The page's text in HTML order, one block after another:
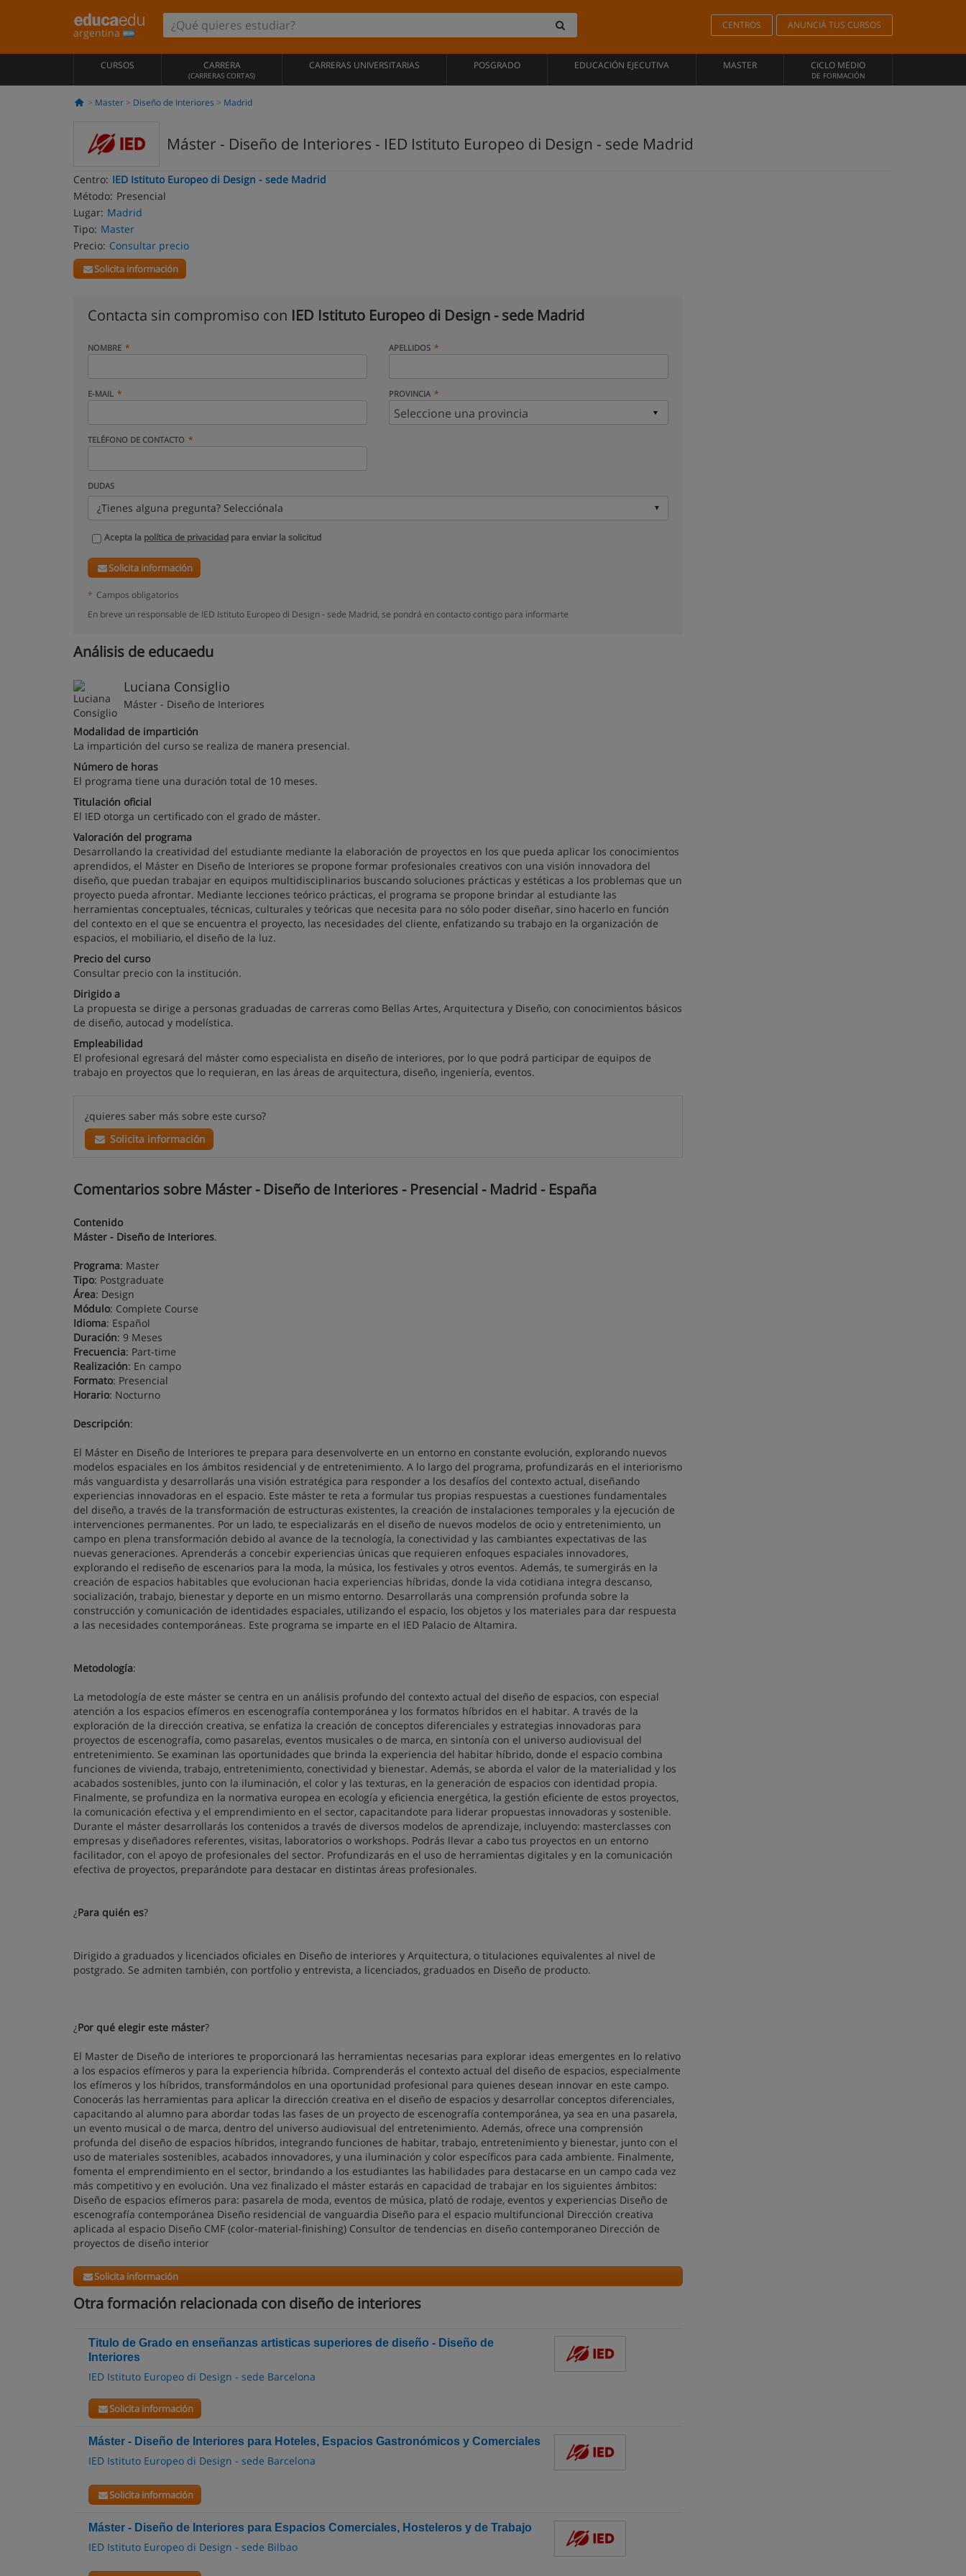
argentina
CENTROS ANUNCIÁ TUS CURSOS
CURSOS CARRERA
(CARRERAS CORTAS)
CARRERAS UNIVERSITARIAS POSGRADO EDUCACIÓN EJECUTIVA MASTER CICLO MEDIO
DE FORMACIÓN
Master Diseño de Interiores Madrid
Máster - Diseño de Interiores - IED Istituto Europeo di Design - sede Madrid
Centro: IED Istituto Europeo di Design - sede Madrid
Método: Presencial
Lugar: Madrid
Tipo: Master
Precio: Consultar precio
Solicita información
Contacta sin compromiso con IED Istituto Europeo di Design - sede Madrid
NOMBRE APELLIDOS
E-MAIL PROVINCIA
TELÉFONO DE CONTACTO
DUDAS
¿Tienes alguna pregunta? Selecciónala
Acepta la política de privacidad para enviar la solicitud
Solicita información
* Campos obligatorios
En breve un responsable de IED Istituto Europeo di Design - sede Madrid, se pondrá en contacto contigo para informarte
Análisis de educaedu
Luciana Consiglio
Máster - Diseño de Interiores
Modalidad de impartición
La impartición del curso se realiza de manera presencial.
Número de horas
El programa tiene una duración total de 10 meses.
Titulación oficial
El IED otorga un certificado con el grado de máster.
Valoración del programa
Desarrollando la creatividad del estudiante mediante la elaboración de proyectos en los que pueda aplicar los conocimientos
aprendidos, el Máster en Diseño de Interiores se propone formar profesionales creativos con una visión innovadora del
diseño, que puedan trabajar en equipos multidisciplinarios buscando soluciones prácticas y estéticas a los problemas que un
proyecto pueda afrontar. Mediante lecciones teórico prácticas, el programa se propone brindar al estudiante las
herramientas conceptuales, técnicas, culturales y teóricas que necesita para no sólo poder diseñar, sino hacerlo en función
del contexto en el que se encuentra el proyecto, las necesidades del cliente, enfatizando su trabajo en la organización de
espacios, el mobiliario, el diseño de la luz.
Precio del curso
Consultar precio con la institución.
Dirigido a
La propuesta se dirige a personas graduadas de carreras como Bellas Artes, Arquitectura y Diseño, con conocimientos básicos
de diseño, autocad y modelística.
Empleabilidad
El profesional egresará del máster como especialista en diseño de interiores, por lo que podrá participar de equipos de
trabajo en proyectos que lo requieran, en las áreas de arquitectura, diseño, ingeniería, eventos.
¿quieres saber más sobre este curso?
Solicita información
Comentarios sobre Máster - Diseño de Interiores - Presencial - Madrid - España
Contenido
Máster - Diseño de Interiores.
Programa: Master
Tipo: Postgraduate
Área: Design
Módulo: Complete Course
Idioma: Español
Duración: 9 Meses
Frecuencia: Part-time
Realización: En campo
Formato: Presencial
Horario: Nocturno
Descripción:
El Máster en Diseño de Interiores te prepara para desenvolverte en un entorno en constante evolución, explorando nuevos
modelos espaciales en los ámbitos residencial y de entretenimiento. A lo largo del programa, profundizarás en el interiorismo
más vanguardista y desarrollarás una visión estratégica para responder a los desafíos del contexto actual, diseñando
experiencias innovadoras en el espacio. Este máster te reta a formular tus propias respuestas a cuestiones fundamentales
del diseño, a través de la transformación de estructuras existentes, la creación de instalaciones temporales y la ejecución de
intervenciones permanentes. Por un lado, te especializarás en el diseño de nuevos modelos de ocio y entretenimiento, un
campo en plena transformación debido al avance de la tecnología, la conectividad y las cambiantes expectativas de las
nuevas generaciones. Aprenderás a concebir experiencias únicas que requieren enfoques espaciales innovadores,
explorando el rediseño de escenarios para la moda, la música, los festivales y otros eventos. Además, te sumergirás en la
creación de espacios habitables que evolucionan hacia experiencias híbridas, donde la vida cotidiana integra descanso,
socialización, trabajo, bienestar y deporte en un mismo entorno. Desarrollarás una comprensión profunda sobre la
construcción y comunicación de identidades espaciales, utilizando el espacio, los objetos y los materiales para dar respuesta
a las necesidades contemporáneas. Este programa se imparte en el IED Palacio de Altamira.
Metodología:
La metodología de este máster se centra en un análisis profundo del contexto actual del diseño de espacios, con especial
atención a los espacios efímeros en escenografía contemporánea y los formatos híbridos en el habitar. A través de la
exploración de la dirección creativa, se enfatiza la creación de conceptos diferenciales y estrategias innovadoras para
proyectos de escenografía, como pasarelas, eventos musicales o de marca, en sintonía con el universo audiovisual del
entretenimiento. Se examinan las oportunidades que brinda la experiencia del habitar híbrido, donde el espacio combina
funciones de vivienda, trabajo, entretenimiento, conectividad y bienestar. Además, se aborda el valor de la materialidad y los
acabados sostenibles, junto con la iluminación, el color y las texturas, en la generación de espacios con identidad propia.
Finalmente, se profundiza en la normativa europea en ecología y eficiencia energética, la gestión eficiente de estos proyectos,
la comunicación efectiva y el emprendimiento en el sector, capacitandote para liderar propuestas innovadoras y sostenible.
Durante el máster desarrollarás los contenidos a través de diversos modelos de aprendizaje, incluyendo: masterclasses con
empresas y diseñadores referentes, visitas, laboratorios o workshops. Podrás llevar a cabo tus proyectos en un entorno
facilitador, con el apoyo de profesionales del sector. Profundizarás en el uso de herramientas digitales y en la comunicación
efectiva de proyectos, preparándote para destacar en distintas áreas profesionales.
¿Para quién es?
Dirigido a graduados y licenciados oficiales en Diseño de interiores y Arquitectura, o titulaciones equivalentes al nivel de
postgrado. Se admiten también, con portfolio y entrevista, a licenciados, graduados en Diseño de producto.
¿Por qué elegir este máster?
El Master de Diseño de interiores te proporcionará las herramientas necesarias para explorar ideas emergentes en lo relativo
a los espacios efímeros y para la experiencia híbrida. Comprenderás el contexto actual del diseño de espacios, especialmente
los efímeros y los híbridos, transformándolos en una oportunidad profesional para quienes desean innovar en este campo.
Conocerás las herramientas para aplicar la dirección creativa en el diseño de espacios y desarrollar conceptos diferenciales,
capacitando al alumno para abordar todas las fases de un proyecto de escenografía contemporánea, ya sea en una pasarela,
un evento musical o de marca, dentro del universo audiovisual del entretenimiento. Además, ofrece una comprensión
profunda del diseño de espacios híbridos, integrando funciones de habitar, trabajo, entretenimiento y bienestar, junto con el
uso de materiales sostenibles, acabados innovadores, y una iluminación y color específicos para cada ambiente. Finalmente,
fomenta el emprendimiento en el sector, brindando a los estudiantes las habilidades para destacarse en un campo cada vez
más competitivo y en evolución. Una vez finalizado el máster estarás en capacidad de trabajar en los siguientes ámbitos:
Diseño de espacios efímeros para: pasarela de moda, eventos de música, plató de rodaje, eventos y experiencias Diseño de
escenografía contemporánea Diseño residencial de vanguardia Diseño para el espacio multifuncional Dirección creativa
aplicada al espacio Diseño CMF (color-material-finishing) Consultor de tendencias en diseño contemporaneo Dirección de
proyectos de diseño interior
Solicita información
Otra formación relacionada con diseño de interiores
Titulo de Grado en enseñanzas artisticas superiores de diseño - Diseño de
Interiores
IED Istituto Europeo di Design - sede Barcelona
Solicita información
Máster - Diseño de Interiores para Hoteles, Espacios Gastronómicos y Comerciales
IED Istituto Europeo di Design - sede Barcelona
Solicita información
Máster - Diseño de Interiores para Espacios Comerciales, Hosteleros y de Trabajo
IED Istituto Europeo di Design - sede Bilbao